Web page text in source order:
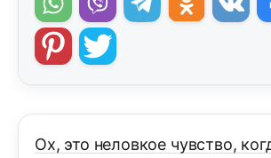
Ох, это неловкое чувство,